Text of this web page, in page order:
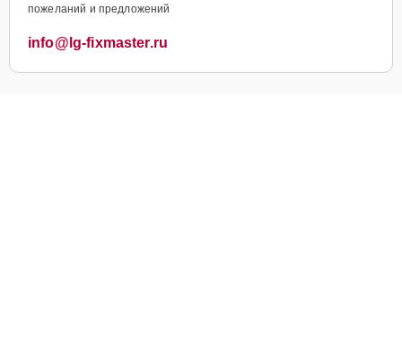
пожеланий и предложений
info@lg-fixmaster.ru